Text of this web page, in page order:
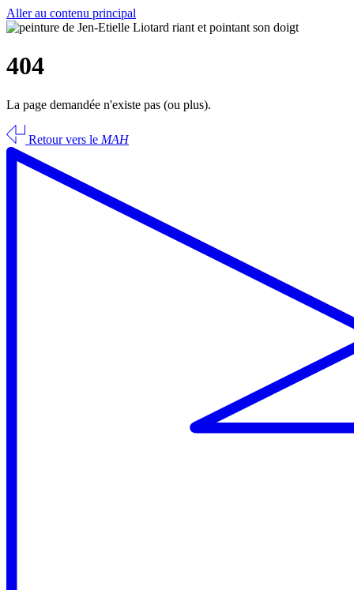
Aller au contenu principal
404
La page demandée n'existe pas (ou plus).
Retour vers le MAH